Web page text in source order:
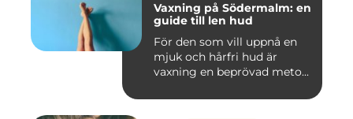
Vaxning på Södermalm: en
guide till len hud
För den som vill uppnå en
mjuk och hårfri hud är
vaxning en beprövad meto...